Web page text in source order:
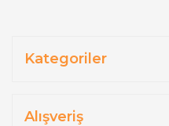
Kategoriler
Alışveriş